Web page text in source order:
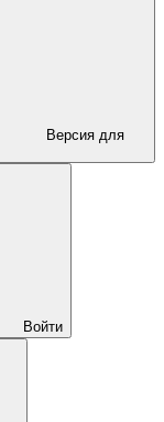
Версия для
Войти